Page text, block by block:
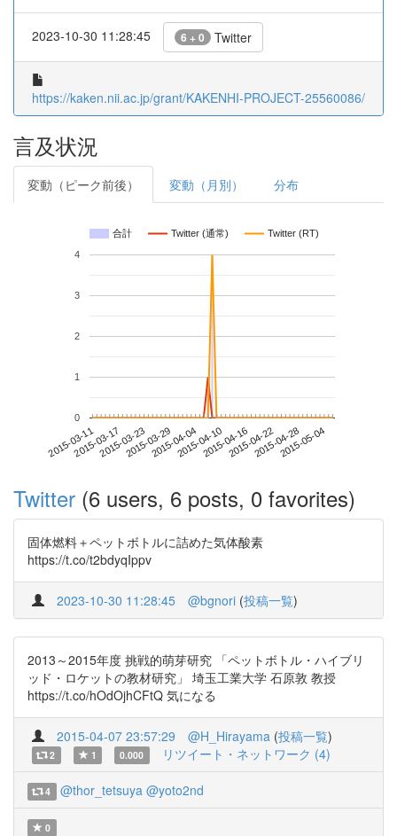
2023-10-30 11:28:45 6 + 0 Twitter
https://kaken.nii.ac.jp/grant/KAKENHI-PROJECT-25560086/
言及状況
変動（ピーク前後） 変動（月別） 分布
合計 Twitter (通常) Twitter (RT)
2015-03-112015-03-172015-03-232015-03-292015-04-042015-04-102015-04-162015-04-222015-04-282015-05-04
0
1
2
3
4
Twitter (6 users, 6 posts, 0 favorites)
固体燃料＋ペットボトルに詰めた気体酸素
https://t.co/t2bdyqIppv
2023-10-30 11:28:45 @bgnori (投稿一覧)
2013～2015年度 挑戦的萌芽研究 「ペットボトル・ハイブリ
ッド・ロケットの教材研究」 埼玉工業大学 石原敦 教授
https://t.co/hOdOjhCFtQ 気になる
2015-04-07 23:57:29 @H_Hirayama (投稿一覧)
2 1 0.000 リツイート・ネットワーク (4)
4 @thor_tetsuya @yoto2nd
0